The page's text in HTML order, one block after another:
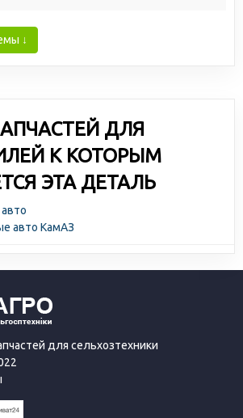
↓
ДЛЯ
К КОТОРЫМ
ЭТА ДЕТАЛЬ
авто КамАЗ
для сельхозтехники